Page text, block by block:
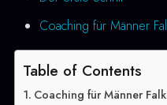
Coaching für Männer
Table of Contents
Coaching für Männer